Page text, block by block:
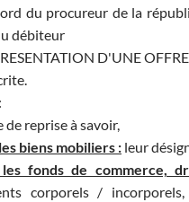
du procureur de la
débiteur
D'UNE OFFRE
de reprise à savoir,
biens mobiliers : leur
fonds de commerce,
corporels /